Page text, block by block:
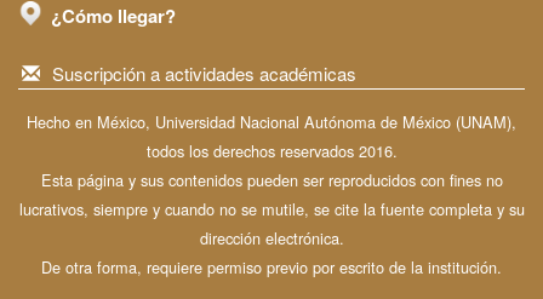
¿Cómo llegar?
Suscripción a actividades académicas
Hecho en México, Universidad Nacional Autónoma de México (UNAM),
todos los derechos reservados 2016.
Esta página y sus contenidos pueden ser reproducidos con fines no
lucrativos, siempre y cuando no se mutile, se cite la fuente completa y su
dirección electrónica.
De otra forma, requiere permiso previo por escrito de la institución.